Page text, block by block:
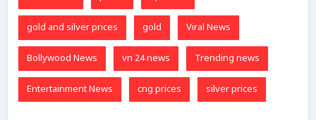
gold and silver prices gold Viral News
Bollywood News vn 24 news Trending news
Entertainment News cng prices silver prices